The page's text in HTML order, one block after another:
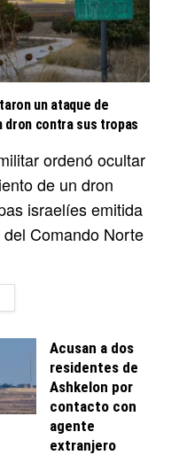
un ataque de
dron contra sus tropas
ordenó ocultar
de un dron
israelíes emitida
Comando Norte
Acusan a dos
residentes de
Ashkelon por
contacto con
agente
extranjero